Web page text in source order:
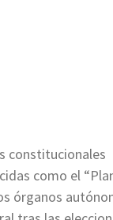
constitucionales
como el
órganos